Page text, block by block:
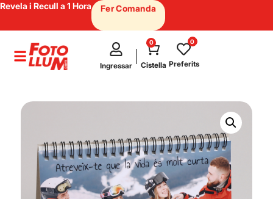
Revela i Recull a 1 Hora Fer Comanda
Ingressar
test
0
Cistella Preferits
0